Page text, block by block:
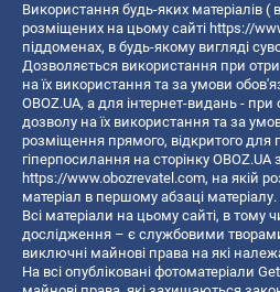
Використання будь-яких матеріалів (
розміщених на цьому сайті https://
піддоменах, в будь-якому вигляді
Дозволяється використання при
на їх використання та за умови
OBOZ.UA, а для інтернет-видань -
дозволу на їх використання та за
розміщення прямого, відкритого для
гіперпосилання на сторінку
https://www.obozrevatel.com, на якій
матеріал в першому абзаці матеріалу.
Всі матеріали на цьому сайті, в тому
дослідження – є службовими творами
виключні майнові права на які
На всі опубліковані фотоматеріали